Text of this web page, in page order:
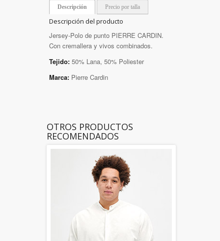
Descripción Precio por talla
Descripción del producto
Jersey-Polo de punto PIERRE CARDIN.
Con cremallera y vivos combinados.
Tejido: 50% Lana, 50% Poliester
Marca: Pierre Cardin
OTROS PRODUCTOS
RECOMENDADOS